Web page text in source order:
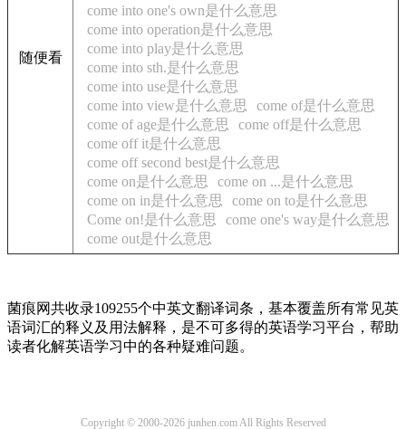
随便看
come into one's own是什么意思
come into operation是什么意思
come into play是什么意思
come into sth.是什么意思
come into use是什么意思
come into view是什么意思
come of是什么意思
come of age是什么意思
come off是什么意思
come off it是什么意思
come off second best是什么意思
come on是什么意思
come on ...是什么意思
come on in是什么意思
come on to是什么意思
Come on!是什么意思
come one's way是什么意思
come out是什么意思
菌痕网共收录109255个中英文翻译词条，基本覆盖所有常见英
语词汇的释义及用法解释，是不可多得的英语学习平台，帮助
读者化解英语学习中的各种疑难问题。
Copyright © 2000-2026 junhen.com All Rights Reserved